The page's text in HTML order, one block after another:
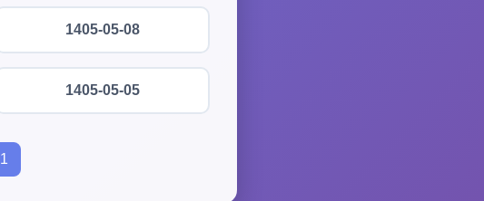
1405-05-08
1405-05-05
1